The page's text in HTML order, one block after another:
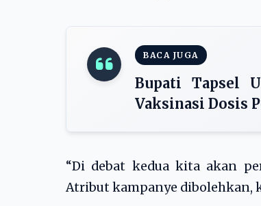
BACA JUGA
Bupati Tapsel
Vaksinasi Dosis
“Di debat kedua kita akan
Atribut kampanye dibolehkan,